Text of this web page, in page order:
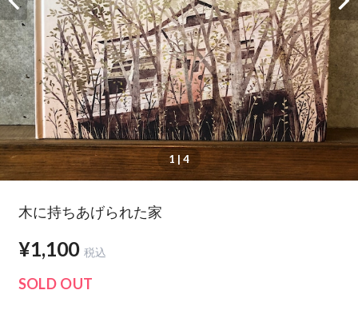
1 | 4
木に持ちあげられた家
¥1,100 税込
SOLD OUT